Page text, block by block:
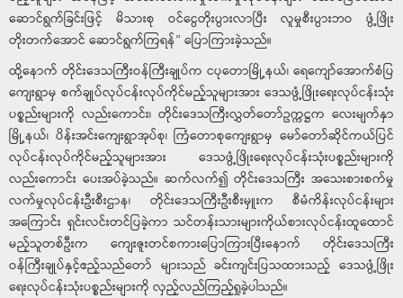
ဆောင်ရွက်ခြင်းဖြင့် မိသားစု ဝင်ငွေတိုးပွားလာပြီး လူမှုစီးပွားဘဝ ဖွံ့ဖြိုး
တိုးတက်အောင် ဆောင်ရွက်ကြရန်” ပြောကြားခဲ့သည်။
ထို့နောက် တိုင်းဒေသကြီးဝန်ကြီးချုပ်က ငပုတောမြို့နယ်၊ ရေကျော်အောက်စံပြ
ကျေးရွာမှ စက်ချုပ်လုပ်ငန်းလုပ်ကိုင်မည့်သူများအား ဒေသဖွံ့ဖြိုးရေးလုပ်ငန်းသုံး
ပစ္စည်းများကို လည်းကောင်း၊ တိုင်းဒေသကြီးလွှတ်တော်ဥက္ကဋ္ဌက လေးမျက်နှာ
မြို့နယ်၊ ပိန်းအင်းကျေးရွာအုပ်စု၊ ကြံတောစုကျေးရွာမှ မော်တော်ဆိုင်ကယ်ပြင်
လုပ်ငန်းလုပ်ကိုင်မည့်သူများအား ဒေသဖွံ့ဖြိုးရေးလုပ်ငန်းသုံးပစ္စည်းများကို
လည်းကောင်း ပေးအပ်ခဲ့သည်။ ဆက်လက်၍ တိုင်းဒေသကြီး အသေးစားစက်မှု
လက်မှုလုပ်ငန်းဦးစီးဌာန၊ တိုင်းဒေသကြီးဦးစီးမှူးက စီမံကိန်းလုပ်ငန်းများ
အကြောင်း ရှင်းလင်းတင်ပြခဲ့ကာ သင်တန်းသားများကိုယ်စားလုပ်ငန်းထူထောင်
မည့်သူတစ်ဦးက ကျေးဇူးတင်စကားပြောကြားပြီးနောက် တိုင်းဒေသကြီး
ဝန်ကြီးချုပ်နှင့်ဧည့်သည်တော် များသည် ခင်းကျင်းပြသထားသည့် ဒေသဖွံ့ဖြိုး
ရေးလုပ်ငန်းသုံးပစ္စည်းများကို လှည့်လည်ကြည့်ရှုခဲ့ပါသည်။